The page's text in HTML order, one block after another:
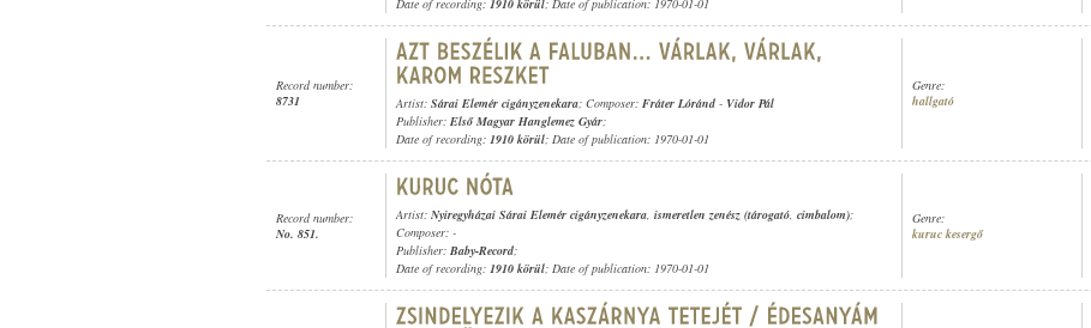
Date of recording: 1910 körül; Date of publication: 1970-01-01
Record number:
8731
Artist: Sárai Elemér cigányzenekara; Composer: Fráter Lóránd - Vidor Pál
Publisher: Első Magyar Hanglemez Gyár;
Date of recording: 1910 körül; Date of publication: 1970-01-01
Genre:
hallgató
Record number:
No. 851.
Artist: Nyiregyházai Sárai Elemér cigányzenekara, ismeretlen zenész (tárogató, cimbalom);
Composer: -
Publisher: Baby-Record;
Date of recording: 1910 körül; Date of publication: 1970-01-01
Genre:
kuruc kesergő